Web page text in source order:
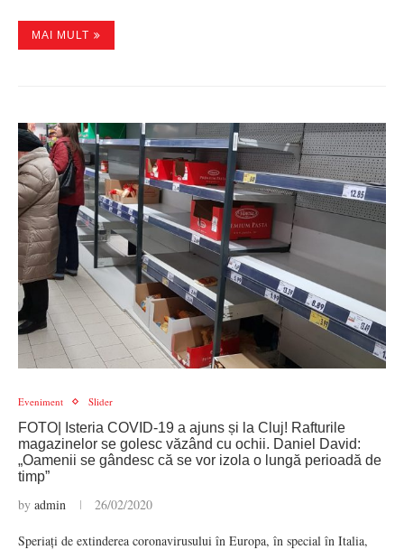
MAI MULT
Eveniment Slider
FOTO| Isteria COVID-19 a ajuns și la Cluj! Rafturile
magazinelor se golesc văzând cu ochii. Daniel David:
„Oamenii se gândesc că se vor izola o lungă perioadă de
timp”
by admin 26/02/2020
Speriați de extinderea coronavirusului în Europa, în special în Italia,